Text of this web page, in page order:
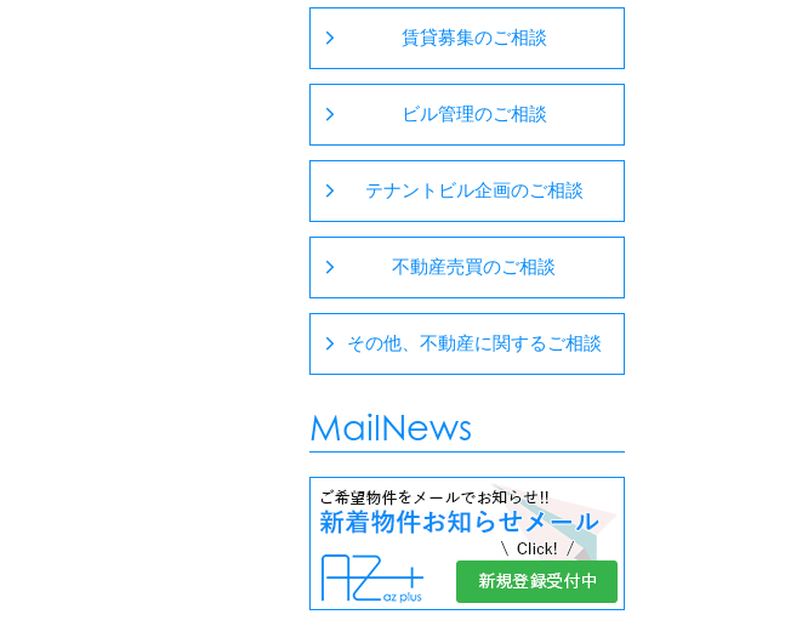
賃貸募集のご相談
ビル管理のご相談
テナントビル企画のご相談
不動産売買のご相談
その他、不動産に関するご相談
MailNews